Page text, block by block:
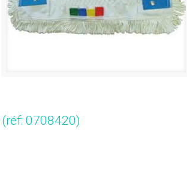
0708420)